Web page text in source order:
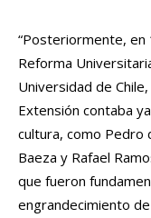
“Posteriormente, en
Reforma
Universidad de
Extensión contaba
cultura, como Pedro
Baeza y Rafael
que fueron
engrandecimiento